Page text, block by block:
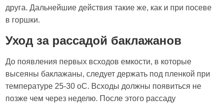
друга. Дальнейшие действия такие же, как и при посеве
в горшки.
Уход за рассадой баклажанов
До появления первых всходов емкости, в которые
высеяны баклажаны, следует держать под пленкой при
температуре 25-30 оС. Всходы должны появиться не
позже чем через неделю. После этого рассаду